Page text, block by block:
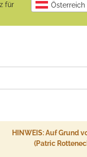
für
Österreich
HINWEIS: Auf Grund
(Patric